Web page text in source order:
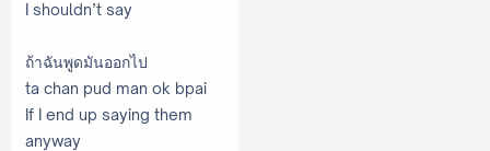
I shouldn’t say
ถ้าฉันพูดมันออกไป
ta chan pud man ok bpai
If I end up saying them
anyway